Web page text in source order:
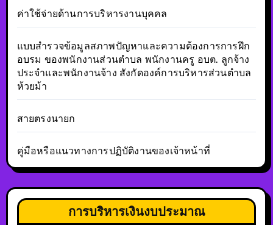
ค่าใช้จ่ายด้านการบริหารงานบุคคล
แบบสำรวจข้อมูลสภาพปัญหาและความต้องการการฝึก
อบรม ของพนักงานส่วนตำบล พนักงานครู อบต. ลูกจ้าง
ประจำและพนักงานจ้าง สังกัดองค์การบริหารส่วนตำบล
ห้วยม้า
สายตรงนายก
คู่มือหรือแนวทางการปฏิบัติงานของเจ้าหน้าที่
การบริหารเงินงบประมาณ